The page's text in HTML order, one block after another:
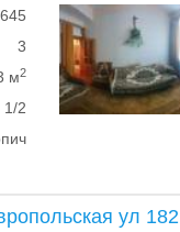
3
м2
1/2
ул 182